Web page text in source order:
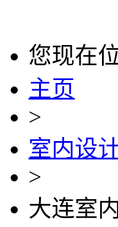
您现在
主页
>
室内设
>
大连室